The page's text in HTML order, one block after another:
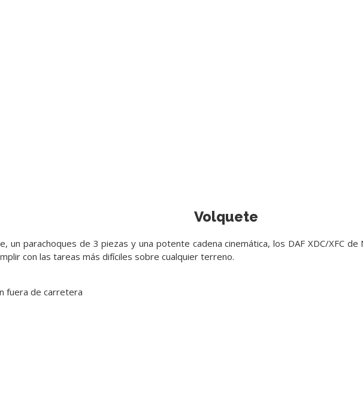
Volquete
un parachoques de 3 piezas y una potente cadena cinemática, los DAF XDC/XFC
con las tareas más difíciles sobre cualquier terreno.
fuera de carretera